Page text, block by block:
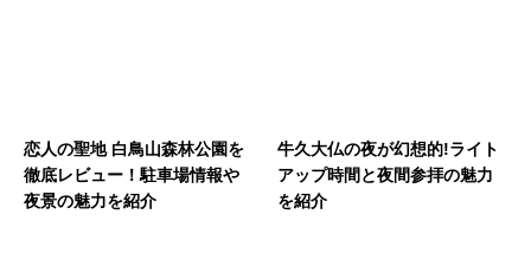
恋人の聖地 白鳥山森林公園を
徹底レビュー！駐車場情報や
夜景の魅力を紹介
牛久大仏の夜が幻想的!ライト
アップ時間と夜間参拝の魅力
を紹介